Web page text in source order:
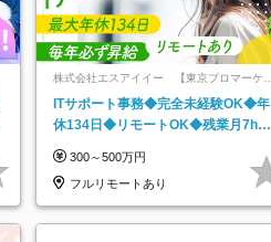
株式会社エスアイイー 【東京プロマーケッ
ITサポート事務◆完全未経験OK◆年
休134日◆リモートOK◆残業月7h以
300～500万円
フルリモートあり